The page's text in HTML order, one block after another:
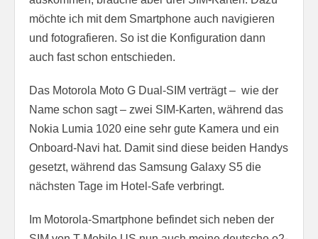
möchte ich mit dem Smartphone auch navigieren
und fotografieren. So ist die Konfiguration dann
auch fast schon entschieden.
Das Motorola Moto G Dual-SIM verträgt – wie der
Name schon sagt – zwei SIM-Karten, während das
Nokia Lumia 1020 eine sehr gute Kamera und ein
Onboard-Navi hat. Damit sind diese beiden Handys
gesetzt, während das Samsung Galaxy S5 die
nächsten Tage im Hotel-Safe verbringt.
Im Motorola-Smartphone befindet sich neben der